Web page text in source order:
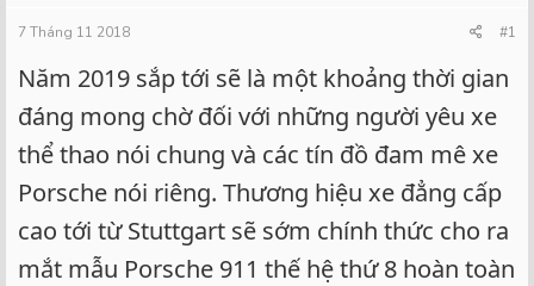
a
t
e
r
7 Tháng 11 2018 #1
Năm 2019 sắp tới sẽ là một khoảng thời gian
đáng mong chờ đối với những người yêu xe
thể thao nói chung và các tín đồ đam mê xe
Porsche nói riêng. Thương hiệu xe đẳng cấp
cao tới từ Stuttgart sẽ sớm chính thức cho ra
mắt mẫu Porsche 911 thế hệ thứ 8 hoàn toàn